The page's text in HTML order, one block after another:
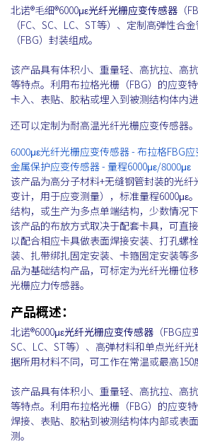
北诺®毛细®6000με光纤光栅应变传感器 （
（FC、SC、LC、ST等）、定制高弹性合
（FBG）封装组成。
该产品具有体积小、重量轻、高抗拉、高
等特点。利用布拉格光栅（FBG）的应变
卡入、表贴、胶粘或埋入到被测结构体内
还可以定制为耐高温光纤光栅应变传感器。
6000με光纤光栅应变传感器 - 布拉格FBG
金属保护应变传感器 - 量程6000με/8000με
该产品为高分子材料+无缝钢管封装的光纤
变计，用于应变测量），标准量程6000με
结构，或生产为多点单端结构，少数情况
该产品的布放方式取决于配套卡具，可直
以配合相应卡具做表面焊接安装、打孔螺
装、扎带绑扎固定安装、卡箍固定安装等
品为基础结构产品，可标定为光纤光栅位
光栅应力传感器。
产品概述：
北诺®6000με光纤光栅应变传感器 （FBG
SC、LC、ST等）、高弹材料和单点光纤
据所用材料不同，可工作在常温或最高150
该产品具有体积小、重量轻、高抗拉、高
等特点。利用布拉格光栅（FBG）的应变
焊接、表贴、胶粘到被测结构体内部或表
测。